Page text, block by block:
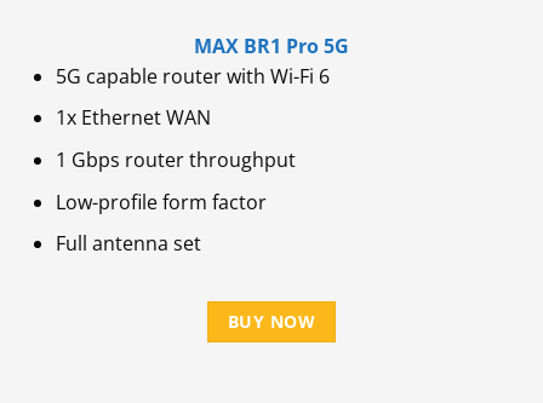
MAX BR1 Pro 5G
5G capable router with Wi-Fi 6
1x Ethernet WAN
1 Gbps router throughput
Low-profile form factor
Full antenna set
BUY NOW